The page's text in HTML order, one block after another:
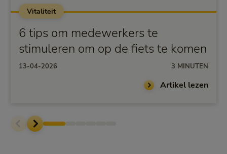
Vitaliteit
6 tips om medewerkers te
stimuleren om op de fiets te komen
13-04-2026 3 MINUTEN
Artikel lezen